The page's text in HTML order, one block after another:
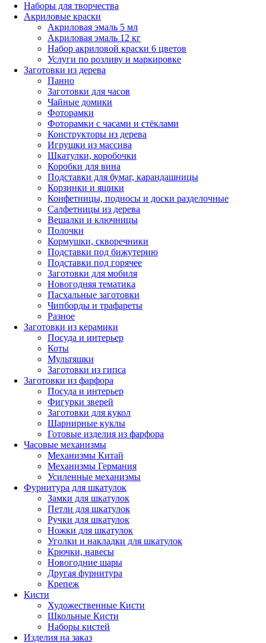
Наборы для творчества
Акриловые краски
Акриловая эмаль 5 мл
Акриловая эмаль 12 кг
Набор акриловой краски 6 цветов
Услуги по розливу и маркировке
Заготовки из дерева
Панно
Заготовки для часов
Чайные домики
Фоторамки
Фоторамки с часами и стёклами
Конструкторы из дерева
Игрушки из массива
Шкатулки, коробочки
Коробки для вина
Подставки для бумаг, карандашницы
Корзинки и ящики
Конфетницы, подносы и доски разделочные
Салфетницы из дерева
Вешалки и ключницы
Полочки
Кормушки, скворечники
Подставки под бижутерию
Подставки под горячее
Заготовки для мобиля
Новогодняя тематика
Пасхальные заготовки
Чипборды и трафареты
Разное
Заготовки из керамики
Посуда и интерьер
Коты
Мультяшки
Заготовки из гипса
Заготовки из фарфора
Посуда и интерьер
Фигурки зверей
Заготовки для кукол
Шарнирные куклы
Готовые изделия из фарфора
Часовые механизмы
Механизмы Китай
Механизмы Германия
Усиленные механизмы
Фурнитура для шкатулок
Замки для шкатулок
Петли для шкатулок
Ручки для шкатулок
Ножки для шкатулок
Уголки и накладки для шкатулок
Крючки, навесы
Новогодние шары
Другая фурнитура
Крепеж
Кисти
Художественные Кисти
Школьные Кисти
Наборы кистей
Изделия на заказ